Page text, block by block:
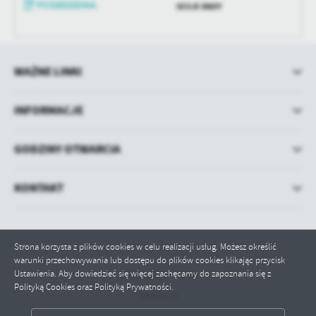
Strona korzysta z plików cookies w celu realizacji usług. Możesz określić
warunki przechowywania lub dostępu do plików cookies klikając przycisk
Ustawienia. Aby dowiedzieć się więcej zachęcamy do zapoznania się z
Polityką Cookies oraz Polityką Prywatności.
treści w postaci wiadomości, ofert, komunikatów mediów
SESJE RADY
WAŻNE LINKI
INFORMACJE
GODZINY OTWARCIA
KONTAKT
Odwiedzin: 71716